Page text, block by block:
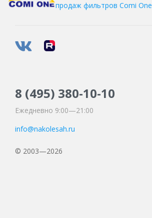
Kama
Kingnate
Landspider
Matador
продаж фильтров Comi One
8 (495) 380-10-10
Ежедневно 9:00—21:00
info@nakolesah.ru
© 2003—2026